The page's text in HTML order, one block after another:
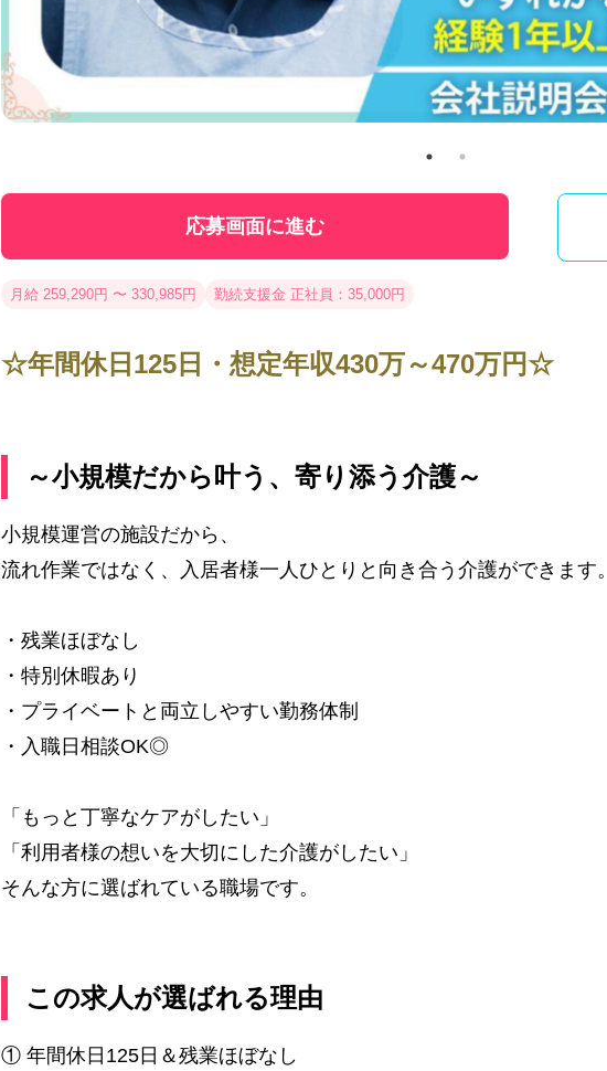
応募画面に進む
月給 259,290円 〜 330,985円 勤続支援金 正社員：35,000円
☆年間休日125日・想定年収430万～470万円☆
～小規模だから叶う、寄り添う介護～
小規模運営の施設だから、
流れ作業ではなく、入居者様一人ひとりと向き合う介護ができます。
・残業ほぼなし
・特別休暇あり
・プライベートと両立しやすい勤務体制
・入職日相談OK◎
「もっと丁寧なケアがしたい」
「利用者様の想いを大切にした介護がしたい」
そんな方に選ばれている職場です。
この求人が選ばれる理由
① 年間休日125日＆残業ほぼなし